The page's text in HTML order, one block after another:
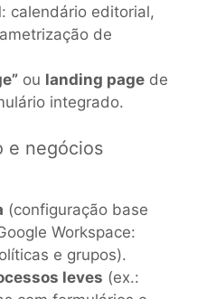
: calendário editorial,
de
ou landing page de
integrado.
e negócios
(configuração base
Workspace:
e grupos).
leves (ex.: